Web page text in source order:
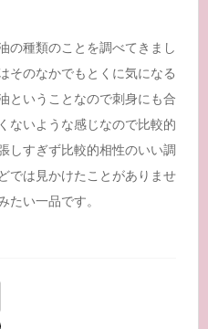
の種類のことを調べてきまし
そのなかでもとくに気になる
ということなので刺身にも合
ないような感じなので比較的
しすぎず比較的相性のいい調
では見かけたことがありませ
たい一品です。